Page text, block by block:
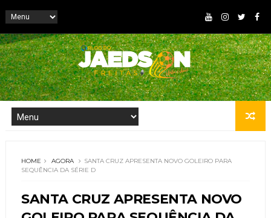
HOME AGORA
SANTA CRUZ APRESENTA NOVO GOLEIRO PARA
SEQUÊNCIA DA SÉRIE D
SANTA CRUZ APRESENTA NOVO